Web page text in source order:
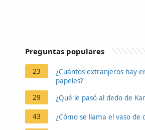
Preguntas populares
23
¿Cuántos extranjeros hay
papeles?
29
¿Qué le pasó al dedo de
43 ¿Cómo se llama el vaso de